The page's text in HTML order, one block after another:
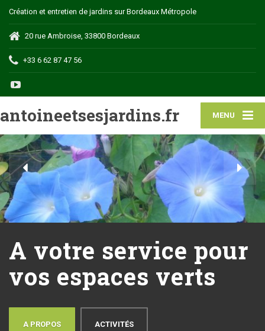
Création et entretien de jardins sur Bordeaux Métropole
20 rue Ambroise, 33800 Bordeaux
+33 6 62 87 47 56
MENU
antoineetsesjardins.fr
A votre service pour
vos espaces verts
A PROPOS ACTIVITÉS